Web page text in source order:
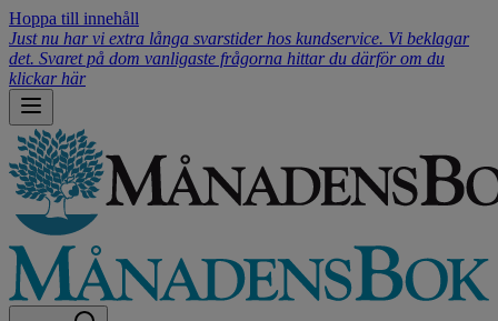
Hoppa till innehåll
Just nu har vi extra långa svarstider hos kundservice. Vi beklagar
det. Svaret på dom vanligaste frågorna hittar du därför om du
klickar här